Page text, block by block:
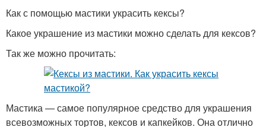
Как с помощью мастики украсить кексы?
Какое украшение из мастики можно сделать для кексов?
Так же можно прочитать:
Мастика — самое популярное средство для украшения
всевозможных тортов, кексов и капкейков. Она отлично